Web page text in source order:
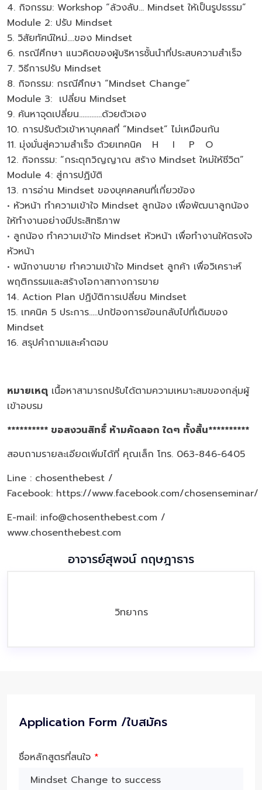
4. กิจกรรม: Workshop “ล้วงลับ... Mindset ให้เป็นรูปธรรม”
Module 2: ปรับ Mindset
5. วิสัยทัศน์ใหม่....ของ Mindset
6. กรณีศึกษา แนวคิดของผู้บริหารชั้นนำที่ประสบความสำเร็จ
7. วิธีการปรับ Mindset
8. กิจกรรม: กรณีศึกษา “Mindset Change”
Module 3: เปลี่ยน Mindset
9. ค้นหาจุดเปลี่ยน.............ด้วยตัวเอง
10. การปรับตัวเข้าหาบุคคลที่ “Mindset” ไม่เหมือนกัน
11. มุ่งมั่นสู่ความสำเร็จ ด้วยเทคนิค H I P O
12. กิจกรรม: “กระตุกวิญญาณ สร้าง Mindset ใหม่ให้ชีวิต”
Module 4: สู่การปฏิบัติ
13. การอ่าน Mindset ของบุคคลคนที่เกี่ยวข้อง
• หัวหน้า ทำความเข้าใจ Mindset ลูกน้อง เพื่อพัฒนาลูกน้อง
ให้ทำงานอย่างมีประสิทธิภาพ
• ลูกน้อง ทำความเข้าใจ Mindset หัวหน้า เพื่อทำงานให้ตรงใจ
หัวหน้า
• พนักงานขาย ทำความเข้าใจ Mindset ลูกค้า เพื่อวิเคราะห์
พฤติกรรมและสร้างโอกาสทางการขาย
14. Action Plan ปฏิบัติการเปลี่ยน Mindset
15. เทคนิค 5 ประการ.....ปกป้องการย้อนกลับไปที่เดิมของ
Mindset
16. สรุปคำถามและคำตอบ
หมายเหตุ เนื้อหาสามารถปรับได้ตามความเหมาะสมของกลุ่มผู้
เข้าอบรม
********** ขอสงวนสิทธิ์ ห้ามคัดลอก ใดๆ ทั้งสิ้น**********
สอบถามรายละเอียดเพิ่มได้ที่ คุณเล็ก โทร. 063-846-6405
Line : chosenthebest /
Facebook: https://www.facebook.com/chosenseminar/
E-mail: info@chosenthebest.com /
www.chosenthebest.com
อาจารย์สุพจน์ กฤษฎาธาร
วิทยากร
Application Form /ใบสมัคร
ชื่อหลักสูตรที่สนใจ *